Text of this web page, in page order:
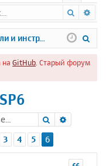
х
о
д
Поиск
Модули и инструменты
на GitHub . Старый форум
Поиск
3 4 5 6